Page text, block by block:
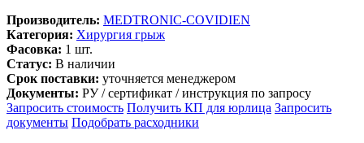
Производитель: MEDTRONIC-COVIDIEN
Категория: Хирургия грыж
Фасовка: 1 шт.
Статус: В наличии
Срок поставки: уточняется менеджером
Документы: РУ / сертификат / инструкция по запросу
Запросить стоимость Получить КП для юрлица Запросить
документы Подобрать расходники